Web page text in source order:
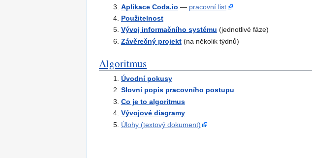
Aplikace Coda.io — pracovní list
Použitelnost
Vývoj informačního systému (jednotlivé fáze)
Závěrečný projekt(na několik týdnů)
Algoritmus
Úvodní pokusy
Slovní popis pracovního postupu
Co je to algoritmus
Vývojové diagramy
Úlohy (textový dokument)